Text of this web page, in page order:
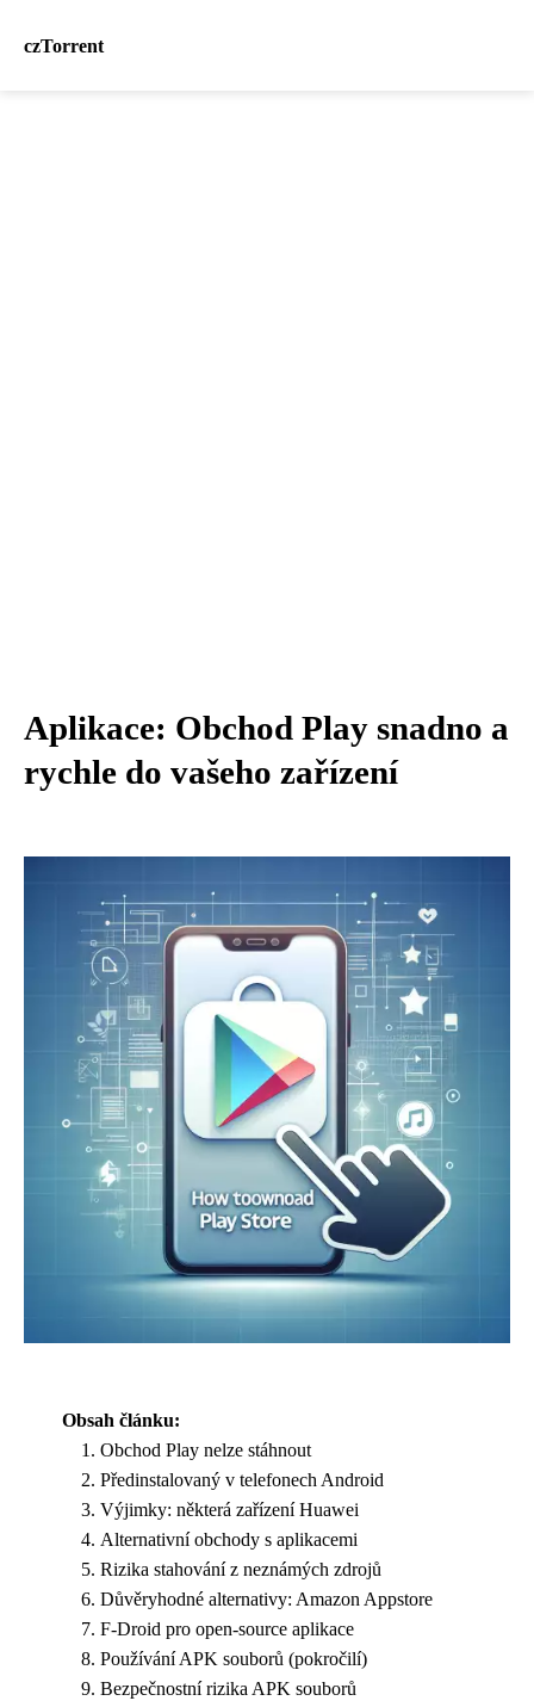
czTorrent
Aplikace: Obchod Play snadno a
rychle do vašeho zařízení
Obsah článku:
Obchod Play nelze stáhnout
Předinstalovaný v telefonech Android
Výjimky: některá zařízení Huawei
Alternativní obchody s aplikacemi
Rizika stahování z neznámých zdrojů
Důvěryhodné alternativy: Amazon Appstore
F-Droid pro open-source aplikace
Používání APK souborů (pokročilí)
Bezpečnostní rizika APK souborů